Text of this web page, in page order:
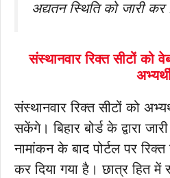
अद्यतन स्थिति को जारी कर
संस्थानवार रिक्त सीटों को
संस्थानवार रिक्त सीटों को
सकेंगे। बिहार बोर्ड के द्वारा
नामांकन के बाद पोर्टल पर
कर दिया गया है। छात्र हित में